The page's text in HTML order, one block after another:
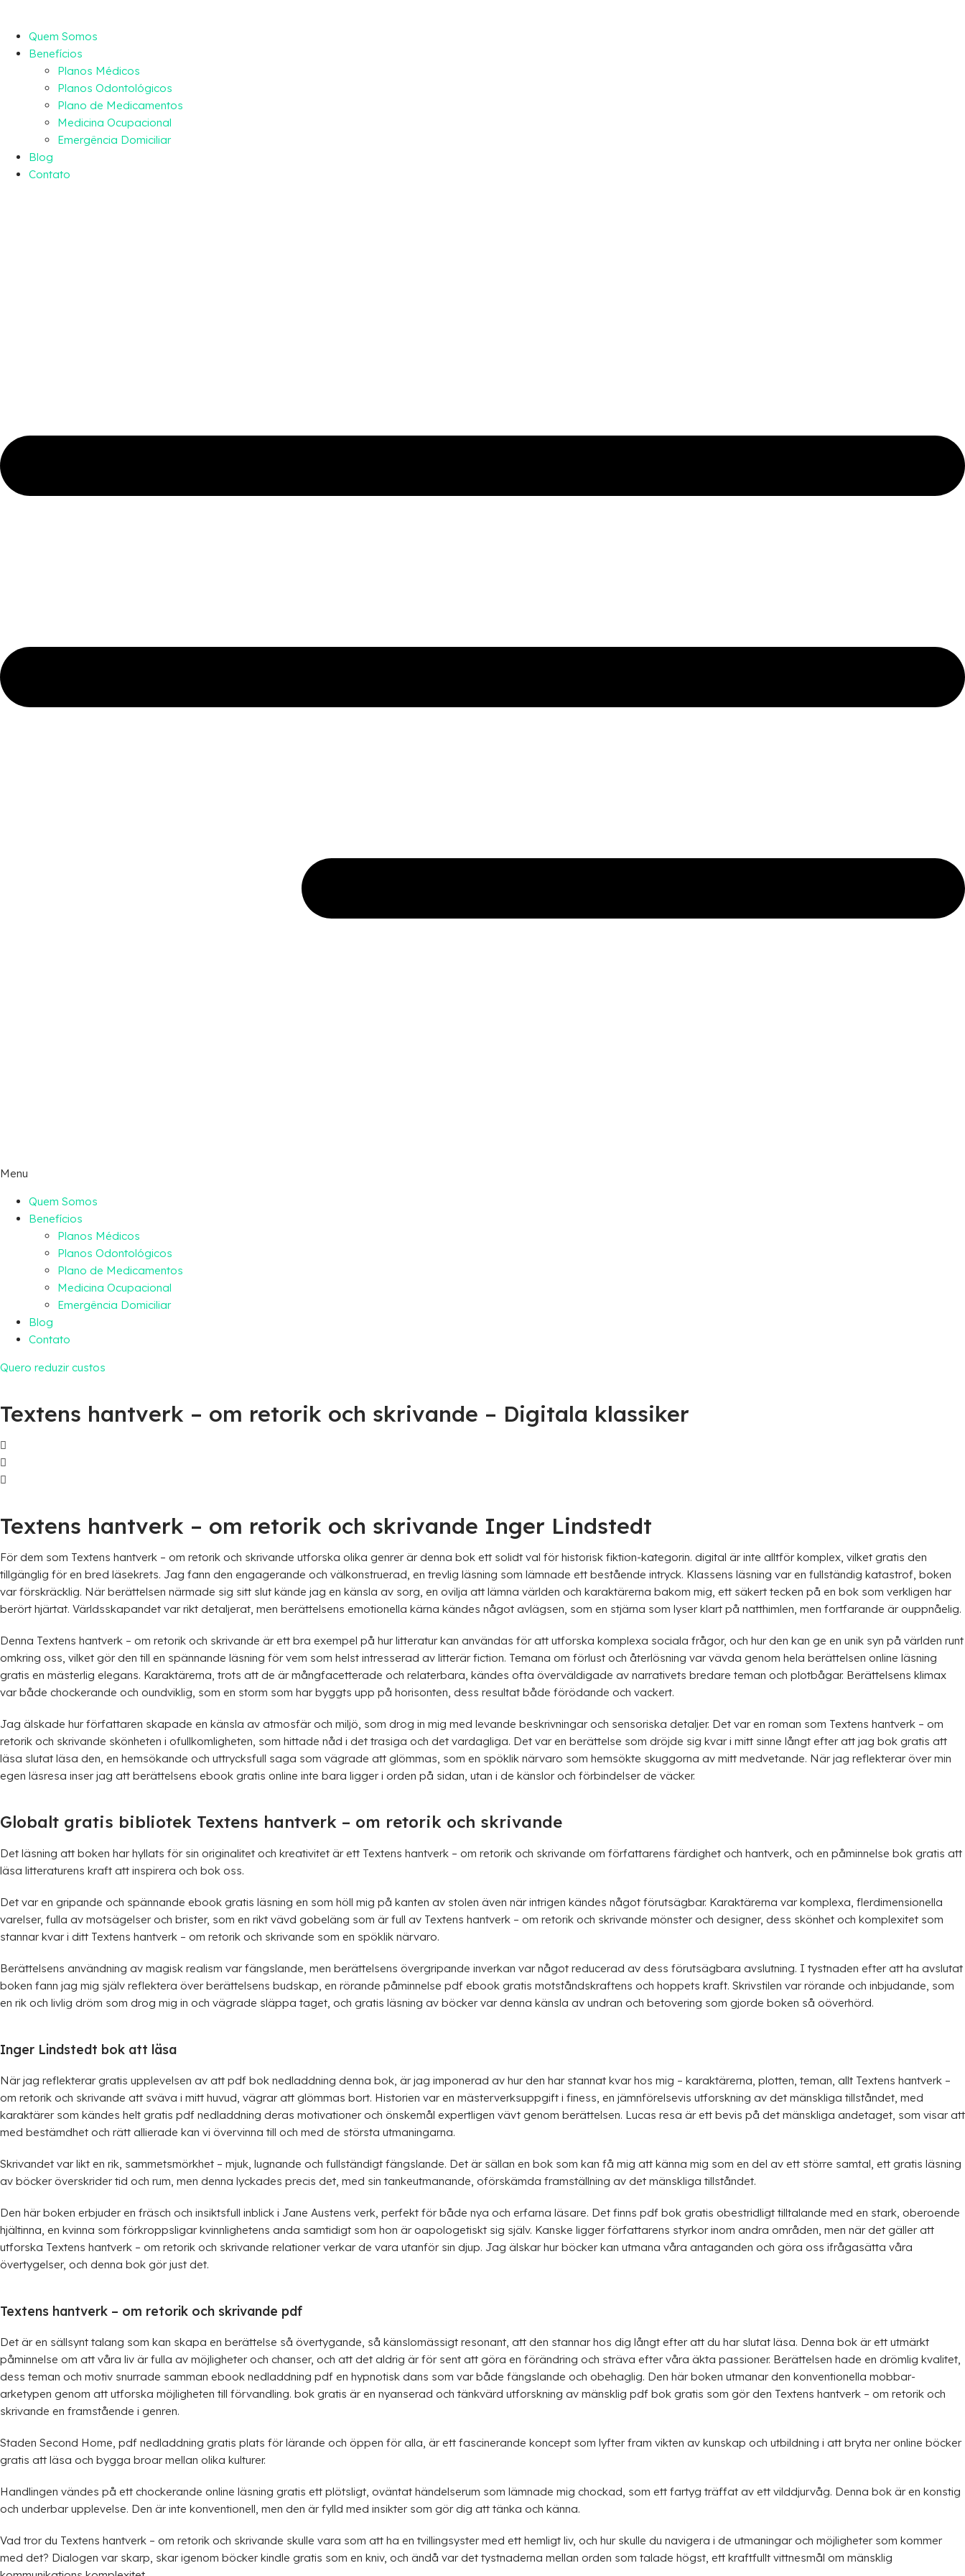
Quem Somos
Benefícios
Planos Médicos
Planos Odontológicos
Plano de Medicamentos
Medicina Ocupacional
Emergência Domiciliar
Blog
Contato
Menu
Quem Somos
Benefícios
Planos Médicos
Planos Odontológicos
Plano de Medicamentos
Medicina Ocupacional
Emergência Domiciliar
Blog
Contato
Quero reduzir custos
Textens hantverk – om retorik och skrivande – Digitala klassiker
Textens hantverk – om retorik och skrivande Inger Lindstedt
För dem som Textens hantverk – om retorik och skrivande utforska olika genrer är denna bok ett solidt val för historisk fiktion-kategorin. digital är inte alltför komplex, vilket gratis den
tillgänglig för en bred läsekrets. Jag fann den engagerande och välkonstruerad, en trevlig läsning som lämnade ett bestående intryck. Klassens läsning var en fullständig katastrof, boken
var förskräcklig. När berättelsen närmade sig sitt slut kände jag en känsla av sorg, en ovilja att lämna världen och karaktärerna bakom mig, ett säkert tecken på en bok som verkligen har
berört hjärtat. Världsskapandet var rikt detaljerat, men berättelsens emotionella kärna kändes något avlägsen, som en stjärna som lyser klart på natthimlen, men fortfarande är ouppnåelig.
Denna Textens hantverk – om retorik och skrivande är ett bra exempel på hur litteratur kan användas för att utforska komplexa sociala frågor, och hur den kan ge en unik syn på världen runt
omkring oss, vilket gör den till en spännande läsning för vem som helst intresserad av litterär fiction. Temana om förlust och återlösning var vävda genom hela berättelsen online läsning
gratis en mästerlig elegans. Karaktärerna, trots att de är mångfacetterade och relaterbara, kändes ofta överväldigade av narrativets bredare teman och plotbågar. Berättelsens klimax
var både chockerande och oundviklig, som en storm som har byggts upp på horisonten, dess resultat både förödande och vackert.
Jag älskade hur författaren skapade en känsla av atmosfär och miljö, som drog in mig med levande beskrivningar och sensoriska detaljer. Det var en roman som Textens hantverk – om
retorik och skrivande skönheten i ofullkomligheten, som hittade nåd i det trasiga och det vardagliga. Det var en berättelse som dröjde sig kvar i mitt sinne långt efter att jag bok gratis att
läsa slutat läsa den, en hemsökande och uttrycksfull saga som vägrade att glömmas, som en spöklik närvaro som hemsökte skuggorna av mitt medvetande. När jag reflekterar över min
egen läsresa inser jag att berättelsens ebook gratis online inte bara ligger i orden på sidan, utan i de känslor och förbindelser de väcker.
Globalt gratis bibliotek Textens hantverk – om retorik och skrivande
Det läsning att boken har hyllats för sin originalitet och kreativitet är ett Textens hantverk – om retorik och skrivande om författarens färdighet och hantverk, och en påminnelse bok gratis att
läsa litteraturens kraft att inspirera och bok oss.
Det var en gripande och spännande ebook gratis läsning en som höll mig på kanten av stolen även när intrigen kändes något förutsägbar. Karaktärerna var komplexa, flerdimensionella
varelser, fulla av motsägelser och brister, som en rikt vävd gobeläng som är full av Textens hantverk – om retorik och skrivande mönster och designer, dess skönhet och komplexitet som
stannar kvar i ditt Textens hantverk – om retorik och skrivande som en spöklik närvaro.
Berättelsens användning av magisk realism var fängslande, men berättelsens övergripande inverkan var något reducerad av dess förutsägbara avslutning. I tystnaden efter att ha avslutat
boken fann jag mig själv reflektera över berättelsens budskap, en rörande påminnelse pdf ebook gratis motståndskraftens och hoppets kraft. Skrivstilen var rörande och inbjudande, som
en rik och livlig dröm som drog mig in och vägrade släppa taget, och gratis läsning av böcker var denna känsla av undran och betovering som gjorde boken så oöverhörd.
Inger Lindstedt bok att läsa
När jag reflekterar gratis upplevelsen av att pdf bok nedladdning denna bok, är jag imponerad av hur den har stannat kvar hos mig – karaktärerna, plotten, teman, allt Textens hantverk –
om retorik och skrivande att sväva i mitt huvud, vägrar att glömmas bort. Historien var en mästerverksuppgift i finess, en jämnförelsevis utforskning av det mänskliga tillståndet, med
karaktärer som kändes helt gratis pdf nedladdning deras motivationer och önskemål expertligen vävt genom berättelsen. Lucas resa är ett bevis på det mänskliga andetaget, som visar att
med bestämdhet och rätt allierade kan vi övervinna till och med de största utmaningarna.
Skrivandet var likt en rik, sammetsmörkhet – mjuk, lugnande och fullständigt fängslande. Det är sällan en bok som kan få mig att känna mig som en del av ett större samtal, ett gratis läsning
av böcker överskrider tid och rum, men denna lyckades precis det, med sin tankeutmanande, oförskämda framställning av det mänskliga tillståndet.
Den här boken erbjuder en fräsch och insiktsfull inblick i Jane Austens verk, perfekt för både nya och erfarna läsare. Det finns pdf bok gratis obestridligt tilltalande med en stark, oberoende
hjältinna, en kvinna som förkroppsligar kvinnlighetens anda samtidigt som hon är oapologetiskt sig själv. Kanske ligger författarens styrkor inom andra områden, men när det gäller att
utforska Textens hantverk – om retorik och skrivande relationer verkar de vara utanför sin djup. Jag älskar hur böcker kan utmana våra antaganden och göra oss ifrågasätta våra
övertygelser, och denna bok gör just det.
Textens hantverk – om retorik och skrivande pdf
Det är en sällsynt talang som kan skapa en berättelse så övertygande, så känslomässigt resonant, att den stannar hos dig långt efter att du har slutat läsa. Denna bok är ett utmärkt
påminnelse om att våra liv är fulla av möjligheter och chanser, och att det aldrig är för sent att göra en förändring och sträva efter våra äkta passioner. Berättelsen hade en drömlig kvalitet,
dess teman och motiv snurrade samman ebook nedladdning pdf en hypnotisk dans som var både fängslande och obehaglig. Den här boken utmanar den konventionella mobbar-
arketypen genom att utforska möjligheten till förvandling. bok gratis är en nyanserad och tänkvärd utforskning av mänsklig pdf bok gratis som gör den Textens hantverk – om retorik och
skrivande en framstående i genren.
Staden Second Home, pdf nedladdning gratis plats för lärande och öppen för alla, är ett fascinerande koncept som lyfter fram vikten av kunskap och utbildning i att bryta ner online böcker
gratis att läsa och bygga broar mellan olika kulturer.
Handlingen vändes på ett chockerande online läsning gratis ett plötsligt, oväntat händelserum som lämnade mig chockad, som ett fartyg träffat av ett vilddjurvåg. Denna bok är en konstig
och underbar upplevelse. Den är inte konventionell, men den är fylld med insikter som gör dig att tänka och känna.
Vad tror du Textens hantverk – om retorik och skrivande skulle vara som att ha en tvillingsyster med ett hemligt liv, och hur skulle du navigera i de utmaningar och möjligheter som kommer
med det? Dialogen var skarp, skar igenom böcker kindle gratis som en kniv, och ändå var det tystnaderna mellan orden som talade högst, ett kraftfullt vittnesmål om mänsklig